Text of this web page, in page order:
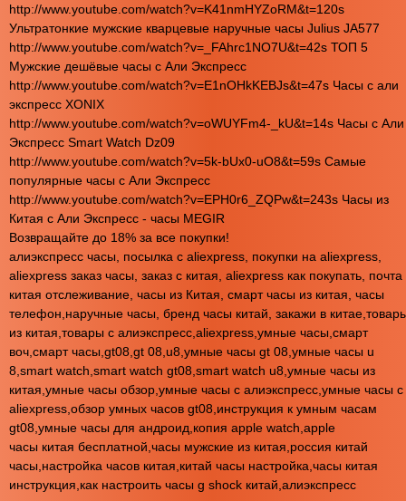
http://www.youtube.com/watch?v=K41nmHYZoRM&t=120s
Ультратонкие мужские кварцевые наручные часы Julius JA577
http://www.youtube.com/watch?v=_FAhrc1NO7U&t=42s ТОП 5
Мужские дешёвые часы с Али Экспресс
http://www.youtube.com/watch?v=E1nOHkKEBJs&t=47s Часы с али
экспресс XONIX
http://www.youtube.com/watch?v=oWUYFm4-_kU&t=14s Часы с Али
Экспресс Smart Watch Dz09
http://www.youtube.com/watch?v=5k-bUx0-uO8&t=59s Самые
популярные часы с Али Экспресс
http://www.youtube.com/watch?v=EPH0r6_ZQPw&t=243s Часы из
Китая с Али Экспресс - часы MEGIR
Возвращайте до 18% за все покупки!
алиэкспресс часы, посылка с aliexpress, покупки на aliexpress,
aliexpress заказ часы, заказ с китая, aliexpress как покупать, почта
китая отслеживание, часы из Китая, смарт часы из китая, часы
телефон,наручные часы, бренд часы китай, закажи в
из китая,товары с алиэкспресс,aliexpress,умные часы,смарт
воч,смарт часы,gt08,gt 08,u8,умные часы gt 08,умные часы u
8,smart watch,smart watch gt08,smart watch u8,умные часы из
китая,умные часы обзор,умные часы с алиэкспресс,умные часы с
aliexpress,обзор умных часов gt08,инструкция к умным часам
gt08,умные часы для андроид,копия apple watch,apple
часы китая бесплатной,часы мужские из китая,россия китай
часы,настройка часов китая,китай часы настройка,часы китая
инструкция,как настроить часы g shock китай,алиэкспресс